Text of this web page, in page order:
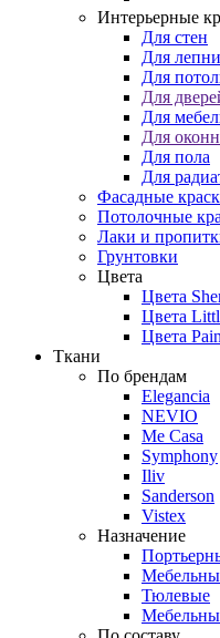
Интерьерные
Для стен
Для
Для
Для
Для
Для
Для пола
Для
Фасадные
Потолочные
Лаки и
Грунтовки
Цвета
Цвета
Цвета
Цвета
Ткани
По брендам
Elegancia
NEVIO
Me Casa
Symphony
Iliv
Sanderson
Vistex
Назначение
Тюлевые